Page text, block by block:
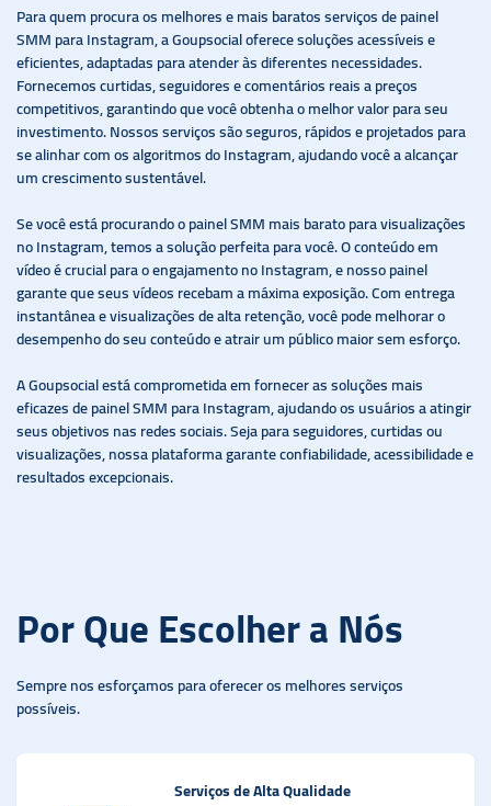
Para quem procura os melhores e mais baratos serviços de painel
SMM para Instagram, a Goupsocial oferece soluções acessíveis e
eficientes, adaptadas para atender às diferentes necessidades.
Fornecemos curtidas, seguidores e comentários reais a preços
competitivos, garantindo que você obtenha o melhor valor para seu
investimento. Nossos serviços são seguros, rápidos e projetados para
se alinhar com os algoritmos do Instagram, ajudando você a alcançar
um crescimento sustentável.
Se você está procurando o painel SMM mais barato para visualizações
no Instagram, temos a solução perfeita para você. O conteúdo em
vídeo é crucial para o engajamento no Instagram, e nosso painel
garante que seus vídeos recebam a máxima exposição. Com entrega
instantânea e visualizações de alta retenção, você pode melhorar o
desempenho do seu conteúdo e atrair um público maior sem esforço.
A Goupsocial está comprometida em fornecer as soluções mais
eficazes de painel SMM para Instagram, ajudando os usuários a atingir
seus objetivos nas redes sociais. Seja para seguidores, curtidas ou
visualizações, nossa plataforma garante confiabilidade, acessibilidade e
resultados excepcionais.
Por Que Escolher a Nós
Sempre nos esforçamos para oferecer os melhores serviços
possíveis.
Serviços de Alta Qualidade